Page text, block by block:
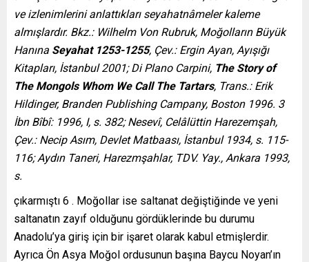
ve izlenimlerini anlattıkları seyahatnâmeler kaleme
almışlardır. Bkz.: Wilhelm Von Rubruk, Moğolların Büyük
Hanına Seyahat 1253-1255, Çev.: Ergin Ayan, Ayışığı
Kitapları, İstanbul 2001; Di Plano Carpini, The Story of
The Mongols Whom We Call The Tartars, Trans.: Erik
Hildinger, Branden Publishing Campany, Boston 1996. 3
İbn Bîbî: 1996, I, s. 382; Nesevî, Celâlüttin Harezemşah,
Çev.: Necip Asım, Devlet Matbaası, İstanbul 1934, s. 115-
116; Aydın Taneri, Harezmşahlar, TDV. Yay., Ankara 1993,
s.
çıkarmıştı 6 . Moğollar ise saltanat değiştiğinde ve yeni
saltanatın zayıf olduğunu gördüklerinde bu durumu
Anadolu’ya giriş için bir işaret olarak kabul etmişlerdir.
Ayrıca Ön Asya Moğol ordusunun başına Baycu Noyan’ın